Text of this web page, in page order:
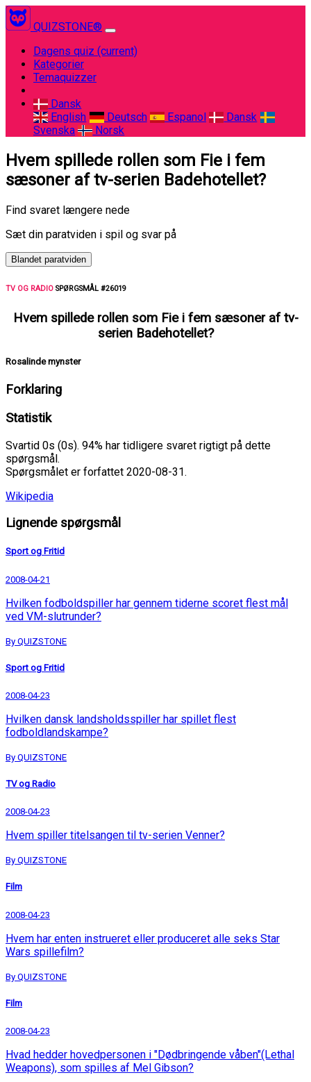
QUIZSTONE®
Dagens quiz (current)
Kategorier
Temaquizzer
Dansk
English
Deutsch Espanol
Dansk
Svenska
Norsk
Hvem spillede rollen som Fie i fem
sæsoner af tv-serien Badehotellet?
Find svaret længere nede
Sæt din paratviden i spil og svar på
Blandet paratviden
TV OG RADIO SPØRGSMÅL #26019
Hvem spillede rollen som Fie i fem sæsoner af tv-
serien Badehotellet?
Rosalinde mynster
Forklaring
Statistik
Svartid 0s (0s). 94% har tidligere svaret rigtigt på dette
spørgsmål.
Spørgsmålet er forfattet 2020-08-31.
Wikipedia
Lignende spørgsmål
Sport og Fritid
2008-04-21
Hvilken fodboldspiller har gennem tiderne scoret flest mål
ved VM-slutrunder?
By QUIZSTONE
Sport og Fritid
2008-04-23
Hvilken dansk landsholdsspiller har spillet flest
fodboldlandskampe?
By QUIZSTONE
TV og Radio
2008-04-23
Hvem spiller titelsangen til tv-serien Venner?
By QUIZSTONE
Film
2008-04-23
Hvem har enten instrueret eller produceret alle seks Star
Wars spillefilm?
By QUIZSTONE
Film
2008-04-23
Hvad hedder hovedpersonen i "Dødbringende våben"(Lethal
Weapons), som spilles af Mel Gibson?